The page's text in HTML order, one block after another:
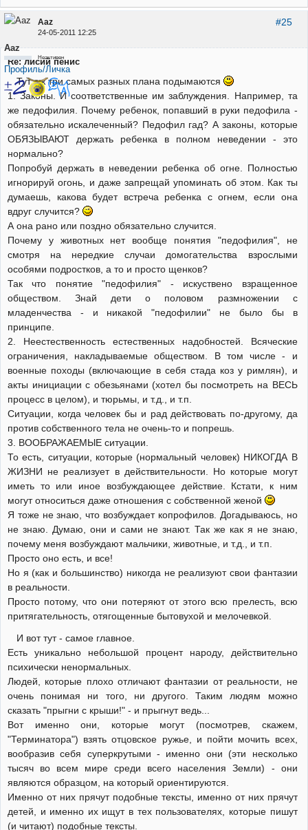
#25
Aaz
24-05-2011 12:25
Aaz
Неактивен
Профиль/Личка
Re: лисий пенис
Тут аж три самых разных плана подымаются
1. Законы. И соответственные им заблуждения. Например, та
же педофилия. Почему ребенок, попавший в руки педофила -
обязательно искалеченный? Педофил гад? А законы, которые
ОБЯЗЫВАЮТ держать ребенка в полном неведении - это
нормально?
Попробуй держать в неведении ребенка об огне. Полностью
игнорируй огонь, и даже запрещай упоминать об этом. Как ты
думаешь, какова будет встреча ребенка с огнем, если она
вдруг случится?
А она рано или поздно обязательно случится.
Почему у животных нет вообще понятия "педофилия", не
смотря на нередкие случаи домогательства взрослыми
особями подростков, а то и просто щенков?
Так что понятие "педофилия" - искуствено взращенное
обществом. Знай дети о половом размножении с
младенчества - и никакой "педофилии" не было бы в
принципе.
2. Неестественность естественных надобностей. Всяческие
ограничения, накладываемые обществом. В том числе - и
военные походы (включающие в себя стада коз у римлян), и
акты инициации с обезьянами (хотел бы посмотреть на ВЕСЬ
процесс в целом), и тюрьмы, и т.д., и т.п.
Ситуации, когда человек бы и рад действовать по-другому, да
против собственного тела не очень-то и попрешь.
3. ВООБРАЖАЕМЫЕ ситуации.
То есть, ситуации, которые (нормальный человек) НИКОГДА В
ЖИЗНИ не реализует в действительности. Но которые могут
иметь то или иное возбуждающее действие. Кстати, к ним
могут относиться даже отношения с собственной женой
Я тоже не знаю, что возбуждает копрофилов. Догадываюсь, но
не знаю. Думаю, они и сами не знают. Так же как я не знаю,
почему меня возбуждают мальчики, животные, и т.д., и т.п.
Просто оно есть, и все!
Но я (как и большинство) никогда не реализуют свои фантазии
в реальности.
Просто потому, что они потеряют от этого всю прелесть, всю
притягательность, отягощенные бытовухой и мелочевкой.
И вот тут - самое главное.
Есть уникально небольшой процент народу, действительно
психически ненормальных.
Людей, которые плохо отличают фантазии от реальности, не
очень понимая ни того, ни другого. Таким людям можно
сказать "прыгни с крыши!" - и прыгнут ведь...
Вот именно они, которые могут (посмотрев, скажем,
"Терминатора") взять отцовское ружье, и пойти мочить всех,
вообразив себя суперкрутыми - именно они (эти несколько
тысяч во всем мире среди всего населения Земли) - они
являются образцом, на который ориентируются.
Именно от них прячут подобные тексты, именно от них прячут
детей, и именно их ищут в тех пользователях, которые пишут
(и читают) подобные тексты.